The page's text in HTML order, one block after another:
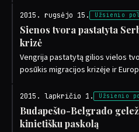
2015. rugsėjo 15. Užsienio
Sienos tvora pastatyta
krizė
Vengrija pastatytą gilios vielos
posūkis migracijos krizėje ir
2015. lapkričio 1. Užsienio
Budapešto-Belgrado
kinietišku paskolą